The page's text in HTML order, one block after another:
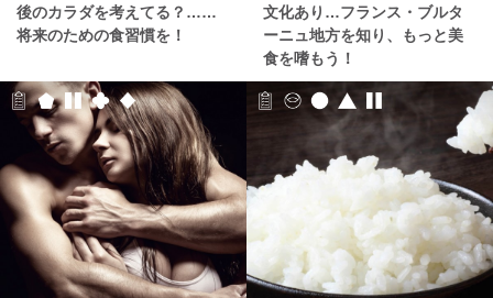
後のカラダを考えてる？……
将来のための食習慣を！
文化あり…フランス・ブルタ
ーニュ地方を知り、もっと美
食を嗜もう！